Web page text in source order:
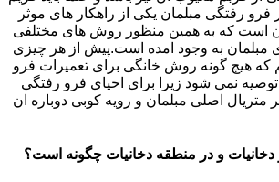
فرو رفتگی مبلمان یکی از راهکار های موثر
است که به همین منظور روش های مختلفی
مبلمان به وجود امده است.پیش از هر چیزی
که هیچ گونه روش خانگی برای تعمیرات فرو
نمی شود زیرا برای احیای فرو رفتگی
متریال اصلی مبلمان و رویه کوبی دوباره ان
و در منطقه دخانیات چگونه است؟